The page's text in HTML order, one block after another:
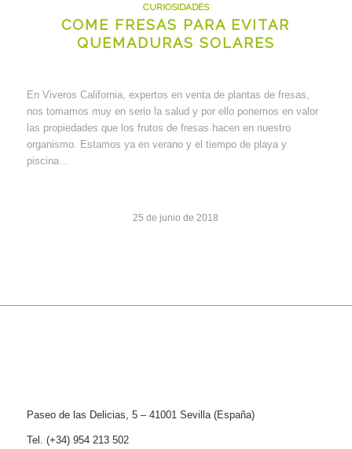
CURIOSIDADES
COME FRESAS PARA EVITAR
QUEMADURAS SOLARES
En Viveros California, expertos en venta de plantas de fresas,
nos tomamos muy en serio la salud y por ello ponemos en valor
las propiedades que los frutos de fresas hacen en nuestro
organismo. Estamos ya en verano y el tiempo de playa y
piscina…
25 de junio de 2018
Paseo de las Delicias, 5 – 41001 Sevilla (España)
Tel. (+34) 954 213 502